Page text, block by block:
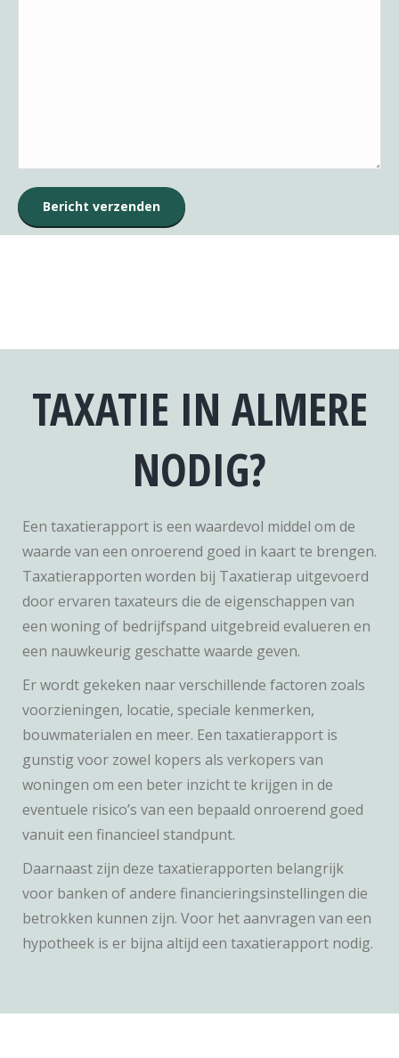
TAXATIE IN ALMERE
NODIG?
Een taxatierapport is een waardevol middel om de
waarde van een onroerend goed in kaart te brengen.
Taxatierapporten worden bij Taxatierap uitgevoerd
door ervaren taxateurs die de eigenschappen van
een woning of bedrijfspand uitgebreid evalueren en
een nauwkeurig geschatte waarde geven.
Er wordt gekeken naar verschillende factoren zoals
voorzieningen, locatie, speciale kenmerken,
bouwmaterialen en meer. Een taxatierapport is
gunstig voor zowel kopers als verkopers van
woningen om een beter inzicht te krijgen in de
eventuele risico’s van een bepaald onroerend goed
vanuit een financieel standpunt.
Daarnaast zijn deze taxatierapporten belangrijk
voor banken of andere financieringsinstellingen die
betrokken kunnen zijn. Voor het aanvragen van een
hypotheek is er bijna altijd een taxatierapport nodig.